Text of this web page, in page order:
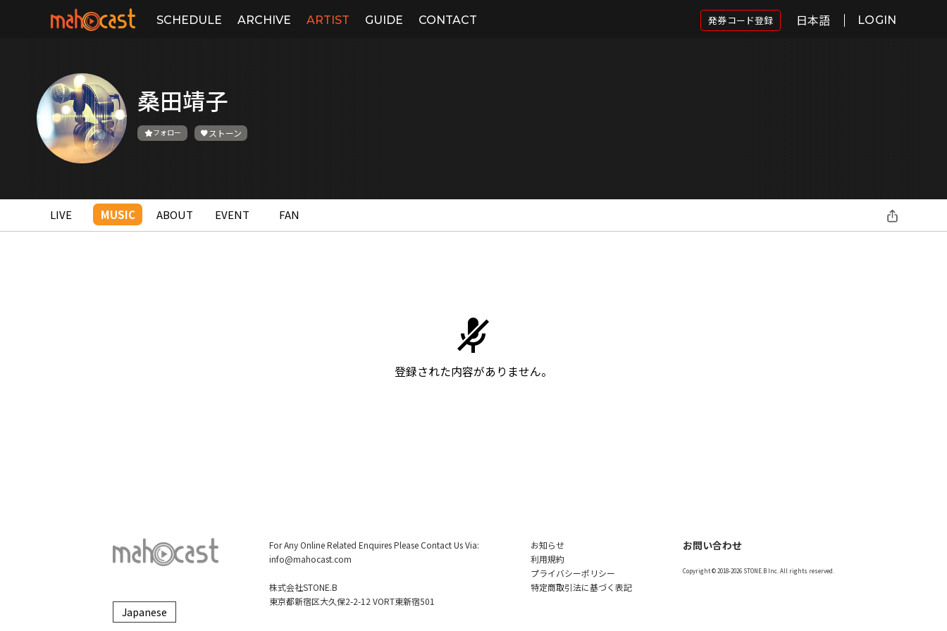
SCHEDULE ARCHIVE ARTIST GUIDE CONTACT 発券コード登録 日本語 LOGIN
桑田靖子
フォロー ストーン
LIVE MUSIC ABOUT EVENT FAN
登録された内容がありません。
For Any Online Related Enquires Please Contact Us Via:
info@mahocast.com
株式会社STONE.B
東京都新宿区大久保2-2-12 VORT東新宿501
お知らせ
利用規約
プライバシーポリシー
特定商取引法に基づく表記
お問い合わせ
Copyright © 2018-2026 STONE.B Inc. All rights reserved.